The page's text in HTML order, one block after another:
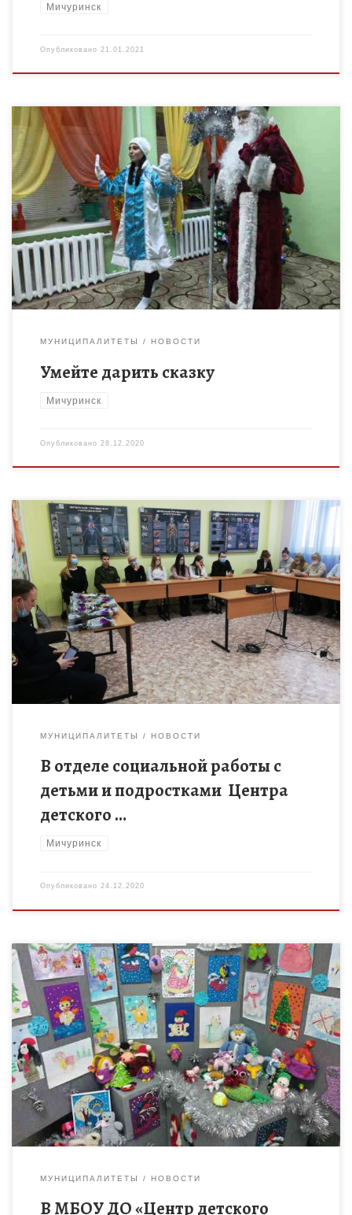
Мичуринск
Опубликовано 21.01.2021
Время новогодних праздников – это время красивой, доброй
сказки, которая приходит в каждый дом в конце каждого
года с наступлением зимних холодов. Новый год всегда […]
МУНИЦИПАЛИТЕТЫ НОВОСТИ
Умейте дарить сказку
Мичуринск
Опубликовано 28.12.2020
23 декабря 2020 года в отделе социальной работы с детьми и
подростками Центра детского творчества состоялось
подведение итогов конкурса на вступление в городской
отряд юных […]
МУНИЦИПАЛИТЕТЫ НОВОСТИ
В отделе социальной работы с
детьми и подростками Центра
детского …
Мичуринск
Опубликовано 24.12.2020
В МБОУ ДО «Центр детского творчества» г. Мичуринска
прошла выставка рисунков и творческих работ «Новый год у
ворот!». Обучающиеся объединений «Веселая палитра»
(педагог Римарь М. […]
МУНИЦИПАЛИТЕТЫ НОВОСТИ
В МБОУ ДО «Центр детского